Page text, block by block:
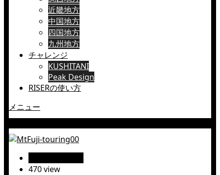
近畿地方
中国地方
四国地方
九州地方
チャレンジ
KUSHITANI
Peak Design
RISERの使い方
メニュー
470 view